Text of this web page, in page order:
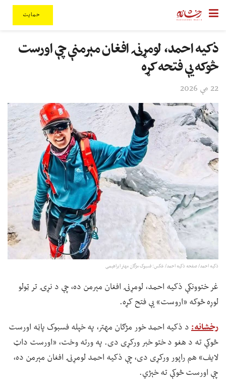
حمایت
ذکیه احمد، لومړنۍ افغان مېرمنې چې اورست
څوکه یې فتحه کړه
22 مې 2026
ذکیه احمد/ صفحه ذکیه احمد/ عکس: فسبوک مژگان مهتر ابراهیمی
غر ختوونکې ذکیه احمد، لومړنۍ افغان مېرمن ده، چې د نړۍ تر ټولو
لوړه څوکه «اروست» یې فتح کړه.
رخشانه:د ذکیه احمد خور مژګان مهتر، په خپله فسبوک پاڼه اورست
څوکې ته د هغو د ختو خبر ورکړی دی. په ورته وخت، «اورست داټ
لایف» هم راپور ورکړی دی، چې ذکیه احمد لومړنۍ افغان مېرمن ده،
چې اورست څوکې ته خېژي.